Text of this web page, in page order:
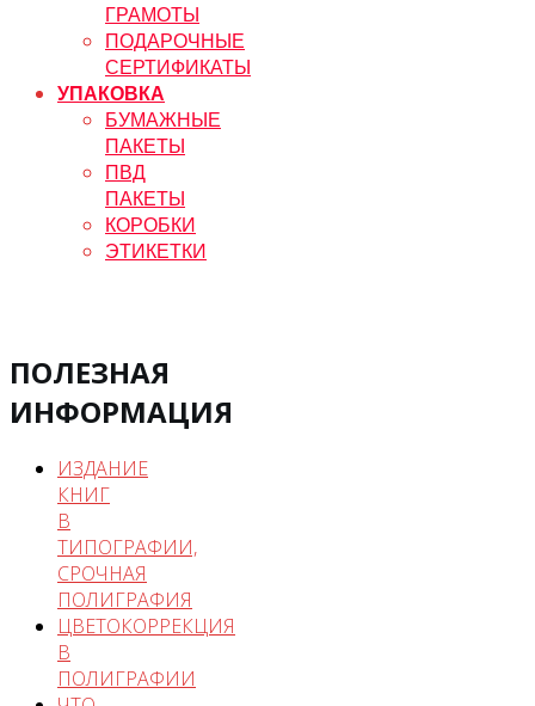
ГРАМОТЫ
ПОДАРОЧНЫЕ
СЕРТИФИКАТЫ
УПАКОВКА
БУМАЖНЫЕ
ПАКЕТЫ
ПВД
ПАКЕТЫ
КОРОБКИ
ЭТИКЕТКИ
ПОЛЕЗНАЯ
ИНФОРМАЦИЯ
ИЗДАНИЕ
КНИГ
В
ТИПОГРАФИИ,
СРОЧНАЯ
ПОЛИГРАФИЯ
ЦВЕТОКОРРЕКЦИЯ
В
ПОЛИГРАФИИ